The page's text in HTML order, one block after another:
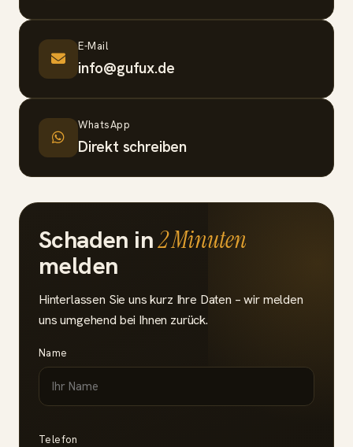
E-Mail
info@gufux.de
WhatsApp
Direkt schreiben
Schaden in2 Minuten
melden
Hinterlassen Sie uns kurz Ihre Daten – wir melden
uns umgehend bei Ihnen zurück.
Name
Telefon